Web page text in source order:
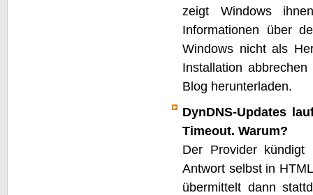
zeigt Windows
Informationen über
Windows nicht als
Installation
Blog herunterladen.
DynDNS-Updates
Timeout. Warum?
Der Provider
Antwort selbst in
übermittelt dann